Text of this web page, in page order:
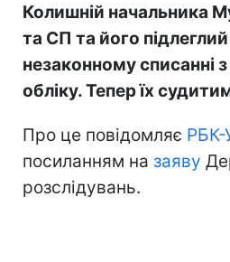
Колишній начальника
та СП та його
незаконному списанні
обліку. Тепер їх
Про це повідомляє РБК-
посиланням на заяву
розслідувань.